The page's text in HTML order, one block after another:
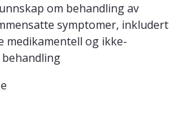
om behandling av
symptomer, inkludert
medikamentell og ikke-